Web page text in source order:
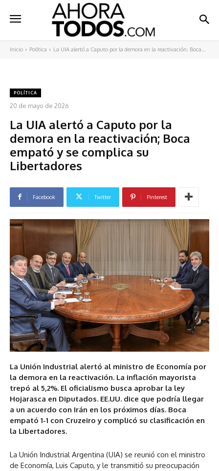
Inicio Política La UIA alertó a Caputo por la demora en la reactivación; Boca...
POLÍTICA
20 de mayo de 2026
La UIA alertó a Caputo por la
demora en la reactivación; Boca
empató y se complica su
Libertadores
Facebook Twitter Pinterest
La Unión Industrial alertó al ministro de Economía por
la demora en la reactivación. La inflación mayorista
trepó al 5,2%. El oficialismo busca aprobar la ley
Hojarasca en Diputados. EE.UU. dice que podría llegar
a un acuerdo con Irán en los próximos días. Boca
empató 1-1 con Cruzeiro y complicó su clasificación en
la Libertadores.
La Unión Industrial Argentina (UIA) se reunió con el ministro
de Economía, Luis Caputo, y le transmitió su preocupación